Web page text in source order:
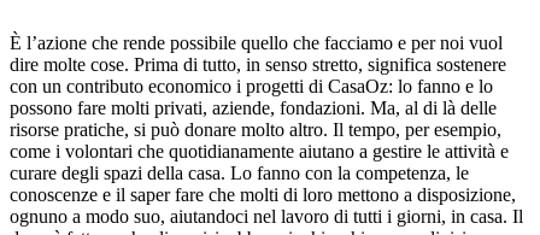
È l’azione che rende possibile quello che facciamo e per noi vuol
dire molte cose. Prima di tutto, in senso stretto, significa sostenere
con un contributo economico i progetti di CasaOz: lo fanno e lo
possono fare molti privati, aziende, fondazioni. Ma, al di là delle
risorse pratiche, si può donare molto altro. Il tempo, per esempio,
come i volontari che quotidianamente aiutano a gestire le attività e
curare degli spazi della casa. Lo fanno con la competenza, le
conoscenze e il saper fare che molti di loro mettono a disposizione,
ognuno a modo suo, aiutandoci nel lavoro di tutti i giorni, in casa. Il